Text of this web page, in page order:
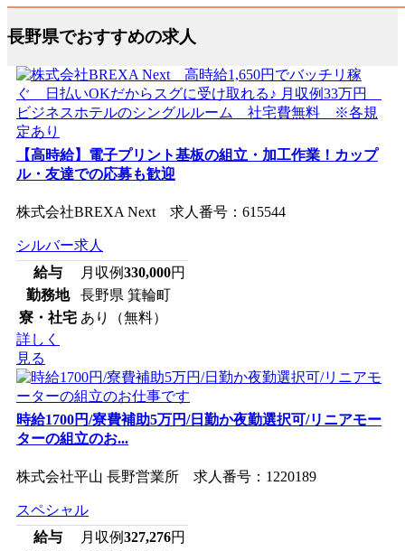
長野県でおすすめの求人
【高時給】電子プリント基板の組立・加工作業！カップ
ル・友達での応募も歓迎
株式会社BREXA Next 求人番号：615544
シルバー求人
給与
月収例330,000円
勤務地
長野県 箕輪町
寮・社宅 あり（無料）
詳しく
見る
時給1700円/寮費補助5万円/日勤か夜勤選択可/リニアモー
ターの組立のお...
株式会社平山 長野営業所 求人番号：1220189
スペシャル
給与
月収例327,276円